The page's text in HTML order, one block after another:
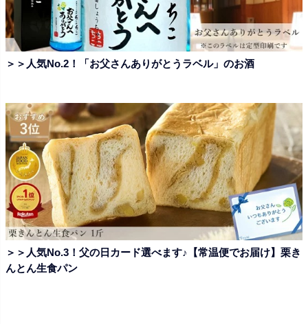
＞＞人気No.2！「お父さんありがとうラベル」のお酒
＞＞人気No.3！父の日カード選べます♪【常温便でお届け】栗き
んとん生食パン